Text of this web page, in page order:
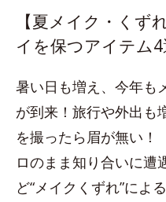
【夏メイク・くず
イを保つアイテム4
暑い日も増え、今年も
が到来！旅行や外出も
を撮ったら眉が無い！
ロのまま知り合いに
ど“メイクくずれ”によ